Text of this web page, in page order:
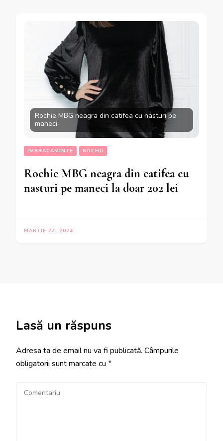
Rochie MBG neagra din catifea cu nasturi pe
maneci
IMBRACAMINTE ROCHII
Rochie MBG neagra din catifea cu
nasturi pe maneci la doar 202 lei
MARTIE 22, 2024
Lasă un răspuns
Adresa ta de email nu va fi publicată. Câmpurile
obligatorii sunt marcate cu *